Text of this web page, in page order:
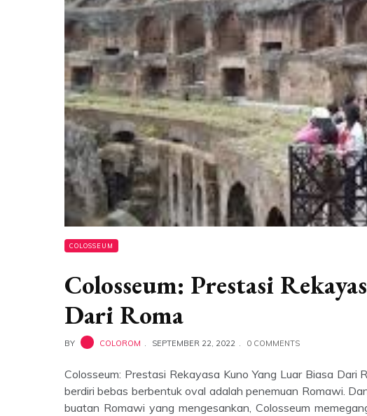
COLOSSEUM
Colosseum: Prestasi
Dari Roma
BY COLOROM SEPTEMBER 22, 2022 0 COMMENTS
Colosseum: Prestasi Rekayasa Kuno Yang Luar Biasa
berdiri bebas berbentuk oval adalah penemuan Romawi.
buatan Romawi yang mengesankan, Colosseum